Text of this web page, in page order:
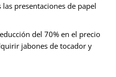
presentaciones de papel
del 70% en el precio
jabones de tocador y